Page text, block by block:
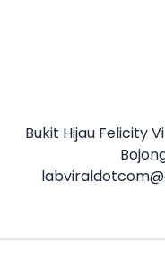
Bukit Hijau Felicity